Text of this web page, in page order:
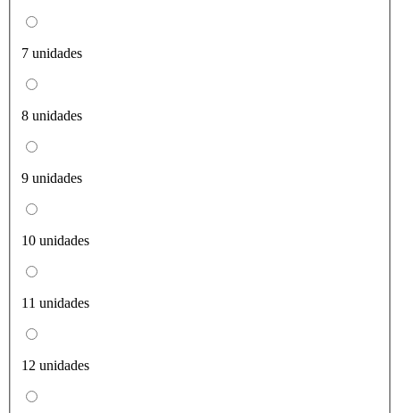
7 unidades
8 unidades
9 unidades
10 unidades
11 unidades
12 unidades